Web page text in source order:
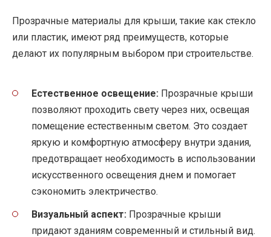
Прозрачные материалы для крыши, такие как стекло
или пластик, имеют ряд преимуществ, которые
делают их популярным выбором при строительстве.
Естественное освещение: Прозрачные крыши
позволяют проходить свету через них, освещая
помещение естественным светом. Это создает
яркую и комфортную атмосферу внутри здания,
предотвращает необходимость в использовании
искусственного освещения днем и помогает
сэкономить электричество.
Визуальный аспект: Прозрачные крыши
придают зданиям современный и стильный вид.